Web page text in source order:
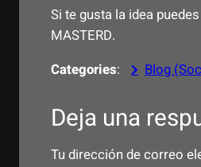
Si te gusta la idea
MASTERD.
Categories: Blog
Deja una
Tu dirección de correo